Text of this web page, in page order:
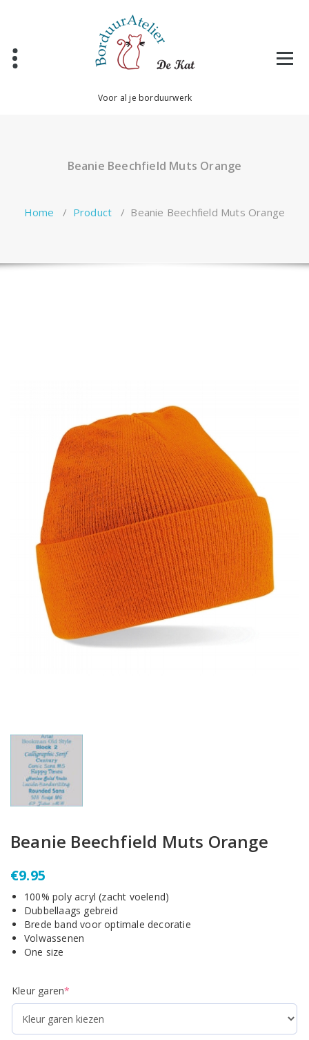
inhoud
Voor al je borduurwerk
Beanie Beechfield Muts Orange
Home / Product / Beanie Beechfield Muts Orange
Beanie Beechfield Muts Orange
€9.95
100% poly acryl (zacht voelend)
Dubbellaags gebreid
Brede band voor optimale decoratie
Volwassenen
One size
Kleur garen*